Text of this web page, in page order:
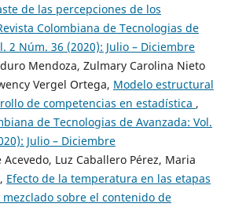
de las percepciones de los
Colombiana de Tecnologias de
2 Núm. 36 (2020): Julio – Diciembre
Mendoza, Zulmary Carolina Nieto
Vergel Ortega, Modelo estructural
de competencias en estadística ,
de Tecnologias de Avanzada: Vol.
Julio – Diciembre
Luz Caballero Pérez, Maria
Efecto de la temperatura en las etapas
sobre el contenido de